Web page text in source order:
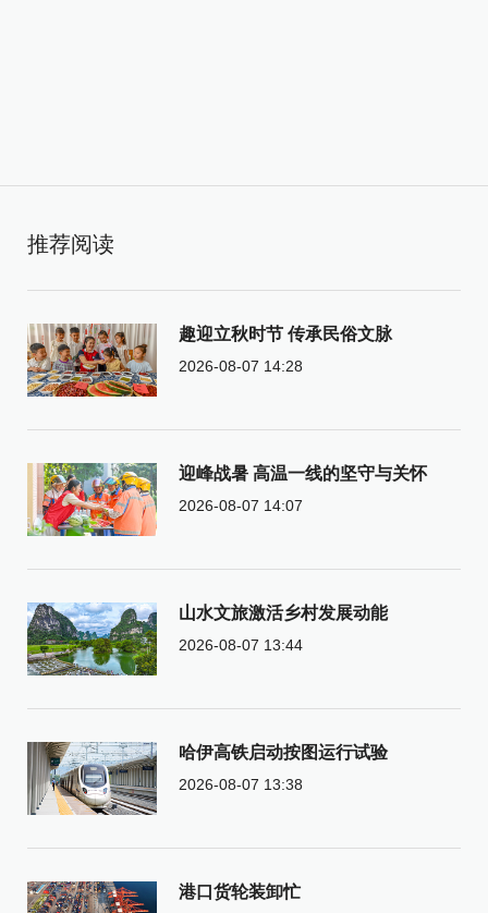
推荐阅读
趣迎立秋时节 传承民俗文脉
2026-08-07 14:28
迎峰战暑 高温一线的坚守与关怀
2026-08-07 14:07
山水文旅激活乡村发展动能
2026-08-07 13:44
哈伊高铁启动按图运行试验
2026-08-07 13:38
港口货轮装卸忙